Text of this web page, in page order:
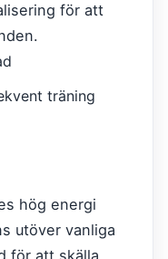
för att
träning
hög energi
utöver vanliga
för att skälla